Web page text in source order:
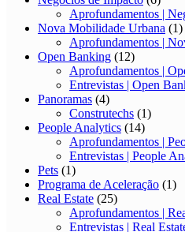
Aprofundamentos |
Nova Mobilidade Urbana (1)
Aprofundamentos |
Open Banking (12)
Aprofundamentos |
Entrevistas | Open
Panoramas (4)
Construtechs (1)
People Analytics (14)
Aprofundamentos |
Entrevistas | People
Pets (1)
Programa de Aceleração (1)
Real Estate (25)
Aprofundamentos |
Entrevistas | Real